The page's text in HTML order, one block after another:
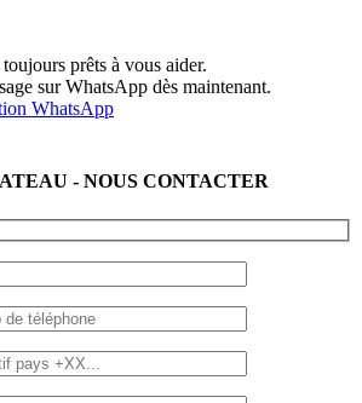
prêts à vous aider.
sur WhatsApp dès maintenant.
WhatsApp
- NOUS CONTACTER